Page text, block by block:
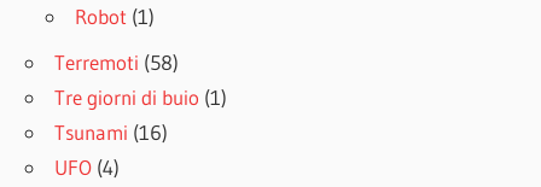
Robot (1)
Terremoti (58)
Tre giorni di buio (1)
Tsunami (16)
UFO (4)